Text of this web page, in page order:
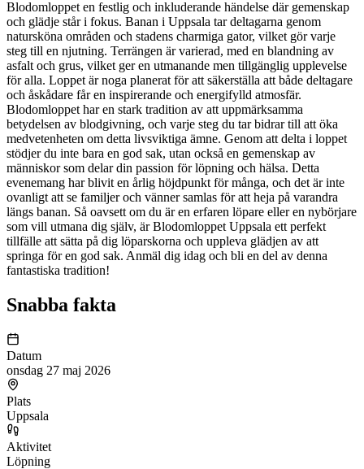
Blodomloppet en festlig och inkluderande händelse där gemenskap
och glädje står i fokus. Banan i Uppsala tar deltagarna genom
natursköna områden och stadens charmiga gator, vilket gör varje
steg till en njutning. Terrängen är varierad, med en blandning av
asfalt och grus, vilket ger en utmanande men tillgänglig upplevelse
för alla. Loppet är noga planerat för att säkerställa att både deltagare
och åskådare får en inspirerande och energifylld atmosfär.
Blodomloppet har en stark tradition av att uppmärksamma
betydelsen av blodgivning, och varje steg du tar bidrar till att öka
medvetenheten om detta livsviktiga ämne. Genom att delta i loppet
stödjer du inte bara en god sak, utan också en gemenskap av
människor som delar din passion för löpning och hälsa. Detta
evenemang har blivit en årlig höjdpunkt för många, och det är inte
ovanligt att se familjer och vänner samlas för att heja på varandra
längs banan. Så oavsett om du är en erfaren löpare eller en nybörjare
som vill utmana dig själv, är Blodomloppet Uppsala ett perfekt
tillfälle att sätta på dig löparskorna och uppleva glädjen av att
springa för en god sak. Anmäl dig idag och bli en del av denna
fantastiska tradition!
Snabba fakta
Datum
onsdag 27 maj 2026
Plats
Uppsala
Aktivitet
Löpning